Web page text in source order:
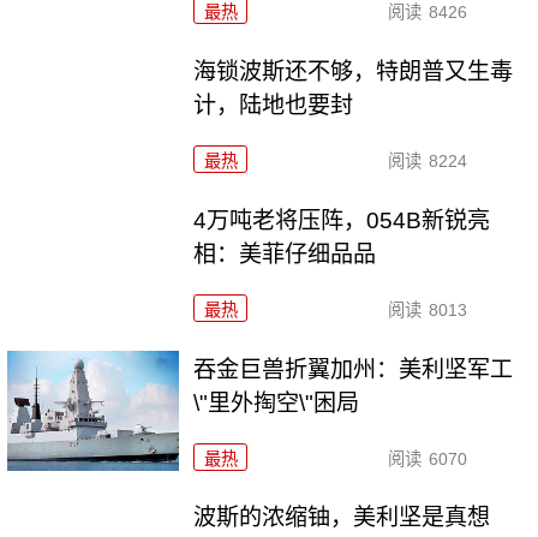
最热 阅读 8426
海锁波斯还不够，特朗普又生毒
计，陆地也要封
最热 阅读 8224
4万吨老将压阵，054B新锐亮
相：美菲仔细品品
最热 阅读 8013
吞金巨兽折翼加州：美利坚军工
\"里外掏空\"困局
最热 阅读 6070
波斯的浓缩铀，美利坚是真想